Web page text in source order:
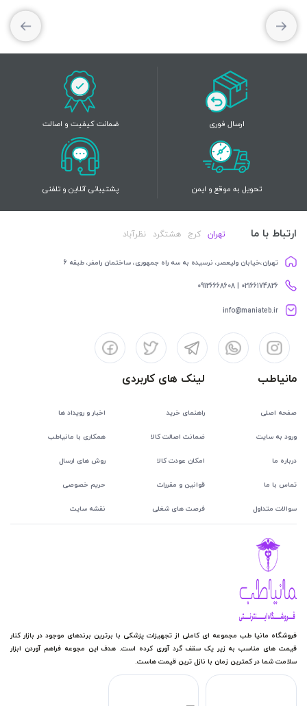
ارسال فوری ضمانت کیفیت و اصالت
تحویل به موقع و ایمن پشتیبانی آنلاین و تلفنی
ارتباط با ما تهران کرج هشتگرد نظرآباد
تهران،خیابان ولیعصر، نرسیده به سه راه جمهوری، ساختمان رامفر، طبقه 6
02166174826 | 09126668608
info@maniateb.ir
مانیاطب
صفحه اصلی
ورود به سایت
درباره ما
تماس با ما
سوالات متداول
لینک های کاربردی
راهنمای خرید اخبار و رویداد ها
ضمانت اصالت کالا همکاری با مانیاطب
امکان عودت کالا روش های ارسال
قوانین و مقررات حریم خصوصی
فرصت های شغلی نقشه سایت
فروشگاه مانیا طب مجموعه ای کاملی از تجهیزات پزشکی با برترین برندهای موجود در بازار کنار
قیمت های مناسب به زیر یک سقف گرد آوری کرده است. هدف این مجوعه فراهم آوردن ابزار
سلامت شما در کمترین زمان با نازل ترین قیمت هاست.